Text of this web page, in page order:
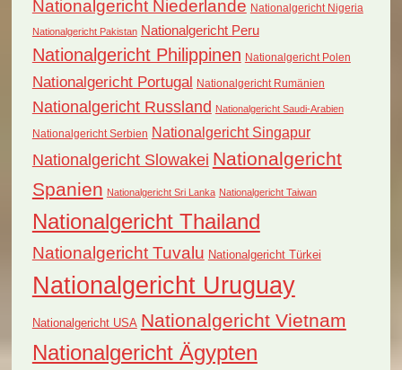
Nationalgericht Niederlande Nationalgericht Nigeria
Nationalgericht Pakistan Nationalgericht Peru
Nationalgericht Philippinen Nationalgericht Polen
Nationalgericht Portugal Nationalgericht Rumänien
Nationalgericht Russland Nationalgericht Saudi-Arabien
Nationalgericht Serbien Nationalgericht Singapur
Nationalgericht Slowakei Nationalgericht
Spanien Nationalgericht Sri Lanka Nationalgericht Taiwan
Nationalgericht Thailand
Nationalgericht Tuvalu Nationalgericht Türkei
Nationalgericht Uruguay
Nationalgericht USA Nationalgericht Vietnam
Nationalgericht Ägypten